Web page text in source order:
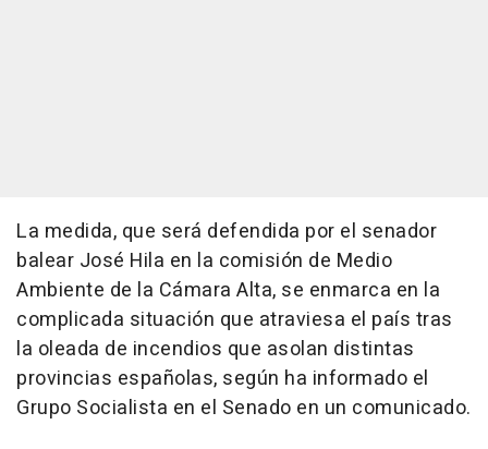
La medida, que será defendida por el senador
balear José Hila en la comisión de Medio
Ambiente de la Cámara Alta, se enmarca en la
complicada situación que atraviesa el país tras
la oleada de incendios que asolan distintas
provincias españolas, según ha informado el
Grupo Socialista en el Senado en un comunicado.